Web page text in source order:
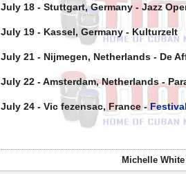
July 18 - Stuttgart, Germany - Jazz
July 19 - Kassel, Germany - Kulturzelt
July 21 - Nijmegen, Netherlands - De
July 22 - Amsterdam, Netherlands -
July 24 - Vic fezensac, France -
Michelle